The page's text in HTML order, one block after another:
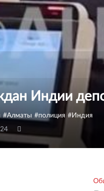
Индии
Алматы полиция
Индия